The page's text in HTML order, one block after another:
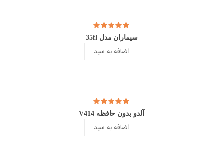
سیماران مدل 35fl
اضافه به سبد
آلدو بدون حافظه V414
اضافه به سبد